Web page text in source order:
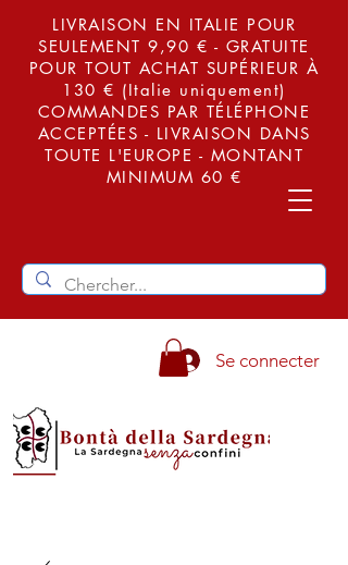
LIVRAISON EN ITALIE POUR
SEULEMENT 9,90 € - GRATUITE
POUR TOUT ACHAT SUPÉRIEUR À
130 € (Italie uniquement)
COMMANDES PAR TÉLÉPHONE
ACCEPTÉES - LIVRAISON DANS
TOUTE L'EUROPE - MONTANT
MINIMUM 60 €
Se connecter